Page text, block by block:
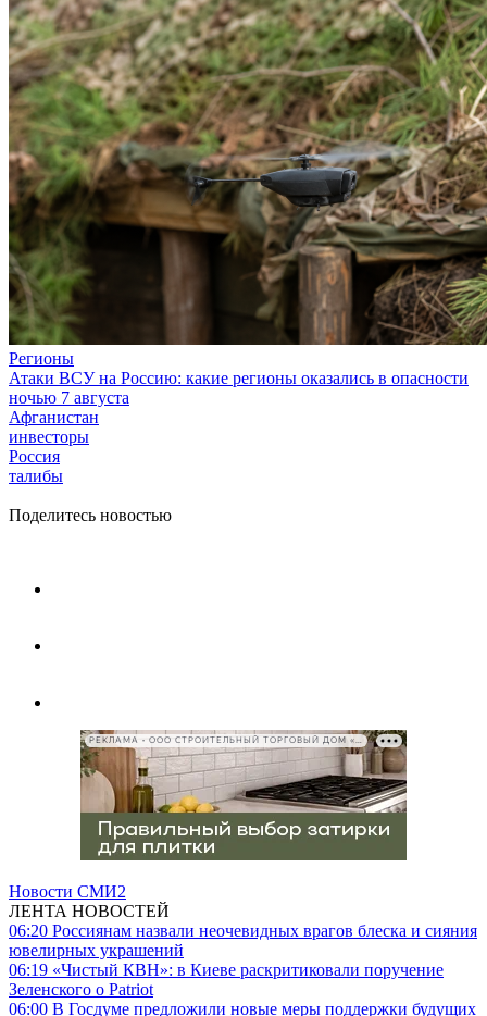
Регионы
Атаки ВСУ на Россию: какие регионы оказались в опасности
ночью 7 августа
Афганистан
инвесторы
Россия
талибы
Поделитесь новостью
РЕКЛАМА • ООО СТРОИТЕЛЬНЫЙ ТОРГОВЫЙ ДОМ «ПЕТРОВИЧ», ИНН 7802348846
Новости СМИ2
ЛЕНТА НОВОСТЕЙ
06:20 Россиянам назвали неочевидных врагов блеска и сияния
ювелирных украшений
06:19 «Чистый КВН»: в Киеве раскритиковали поручение
Зеленского о Patriot
06:00 В Госдуме предложили новые меры поддержки будущих